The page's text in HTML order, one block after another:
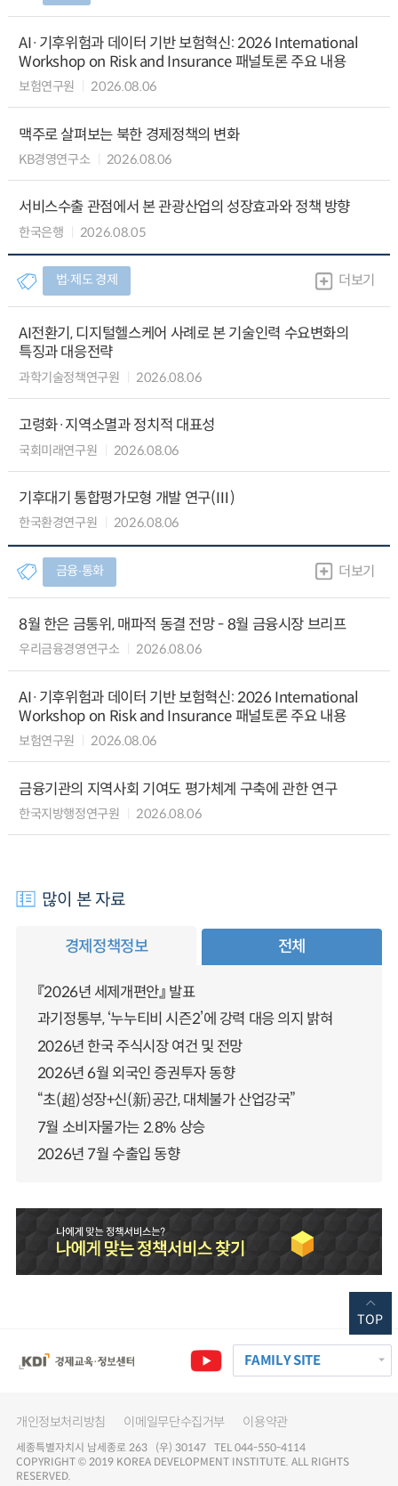
AI·기후위험과 데이터 기반 보험혁신: 2026 International
Workshop on Risk and Insurance 패널토론 주요 내용
보험연구원 2026.08.06
맥주로 살펴보는 북한 경제정책의 변화
KB경영연구소 2026.08.06
서비스수출 관점에서 본 관광산업의 성장효과와 정책 방향
한국은행 2026.08.05
법∙제도 경제 더보기
AI전환기, 디지털헬스케어 사례로 본 기술인력 수요변화의
특징과 대응전략
과학기술정책연구원 2026.08.06
고령화·지역소멸과 정치적 대표성
국회미래연구원 2026.08.06
기후대기 통합평가모형 개발 연구(Ⅲ)
한국환경연구원 2026.08.06
금융∙통화 더보기
8월 한은 금통위, 매파적 동결 전망 - 8월 금융시장 브리프
우리금융경영연구소 2026.08.06
AI·기후위험과 데이터 기반 보험혁신: 2026 International
Workshop on Risk and Insurance 패널토론 주요 내용
보험연구원 2026.08.06
금융기관의 지역사회 기여도 평가체계 구축에 관한 연구
한국지방행정연구원 2026.08.06
많이 본 자료
경제정책정보 전체
『2026년 세제개편안』 발표
과기정통부, ‘누누티비 시즌2’에 강력 대응 의지 밝혀
2026년 한국 주식시장 여건 및 전망
2026년 6월 외국인 증권투자 동향
“초(超)성장+신(新)공간, 대체불가 산업강국”
7월 소비자물가는 2.8% 상승
2026년 7월 수출입 동향
FAMILY SITE
개인정보처리방침 이메일무단수집거부 이용약관
세종특별자치시 남세종로 263 (우) 30147 TEL 044-550-4114
COPYRIGHT © 2019 KOREA DEVELOPMENT INSTITUTE. ALL RIGHTS
RESERVED.
TOP